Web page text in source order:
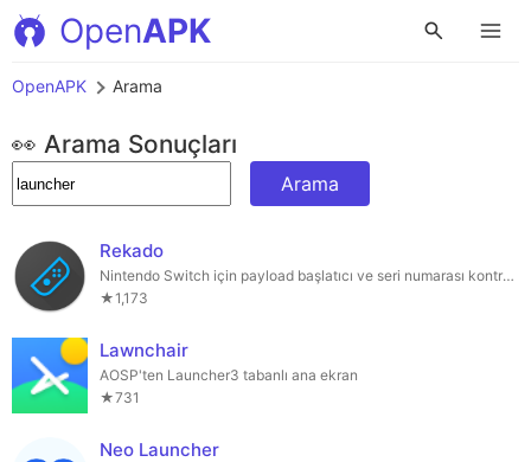
OpenAPK
OpenAPK Arama
👀 Arama Sonuçları
Arama
Rekado
Nintendo Switch için payload başlatıcı ve seri numarası kontrol aracı
★1,173
Lawnchair
AOSP'ten Launcher3 tabanlı ana ekran
★731
Neo Launcher